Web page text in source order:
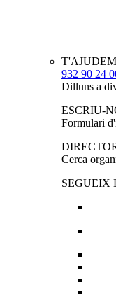
932 90 24
Dilluns a
ESCRIU-
Formulari
Cerca
SEGUEIX